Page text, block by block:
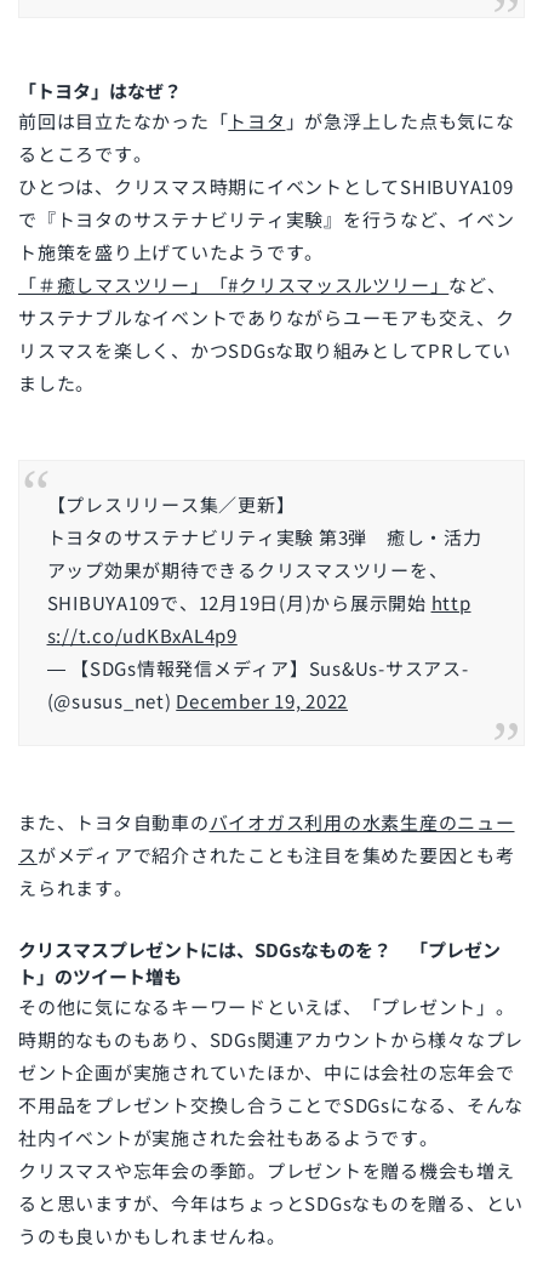
「トヨタ」はなぜ？
前回は目立たなかった「 トヨタ 」が急浮上した点も気にな
るところです。
ひとつは、クリスマス時期にイベントとしてSHIBUYA109
で『トヨタのサステナビリティ実験』を行うなど、イベン
ト施策を盛り上げていたようです。
「＃癒しマスツリー」「#クリスマッスルツリー」 など、
サステナブルなイベントでありながらユーモアも交え、ク
リスマスを楽しく、かつSDGsな取り組みとしてPRしてい
ました。
【プレスリリース集／更新】
トヨタのサステナビリティ実験 第3弾 癒し・活力
アップ効果が期待できるクリスマスツリーを、
SHIBUYA109で、12月19日(月)から展示開始 http
s://t.co/udKBxAL4p9
— 【SDGs情報発信メディア】Sus&Us-サスアス-
(@susus_net) December 19, 2022
また、トヨタ自動車のバイオガス利用の水素生産のニュー
スがメディアで紹介されたことも注目を集めた要因とも考
えられます。
クリスマスプレゼントには、SDGsなものを？ 「プレゼン
ト」のツイート増も
その他に気になるキーワードといえば、「プレゼント」。
時期的なものもあり、SDGs関連アカウントから様々なプレ
ゼント企画が実施されていたほか、中には会社の忘年会で
不用品をプレゼント交換し合うことでSDGsになる、そんな
社内イベントが実施された会社もあるようです。
クリスマスや忘年会の季節。プレゼントを贈る機会も増え
ると思いますが、今年はちょっとSDGsなものを贈る、とい
うのも良いかもしれませんね。